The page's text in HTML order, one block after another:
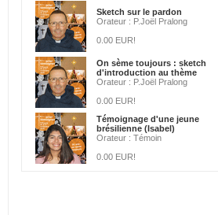
Sketch sur le pardon
Orateur : P.Joël Pralong
0.00 EUR!
On sème toujours : sketch
d'introduction au thème
Orateur : P.Joël Pralong
0.00 EUR!
Témoignage d'une jeune
brésilienne (Isabel)
Orateur : Témoin
0.00 EUR!